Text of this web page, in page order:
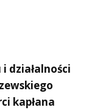
działalności
kapłana